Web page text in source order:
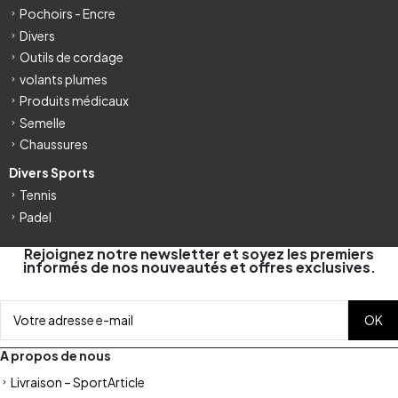
Pochoirs - Encre
Divers
Outils de cordage
volants plumes
Produits médicaux
Semelle
Chaussures
Divers Sports
Tennis
Padel
Rejoignez notre newsletter et soyez les premiers
informés de nos nouveautés et offres exclusives.
A propos de nous
Livraison – SportArticle